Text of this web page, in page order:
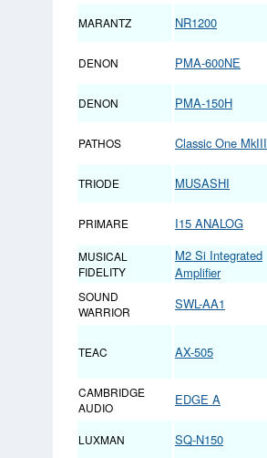
MARANTZ
NR1200
DENON PMA-600NE
DENON PMA-150H
PATHOS Classic One MkIII
TRIODE MUSASHI
PRIMARE I15 ANALOG
MUSICAL
FIDELITY
M2 Si Integrated
Amplifier
SOUND
WARRIOR
SWL-AA1
TEAC AX-505
CAMBRIDGE
AUDIO
EDGE A
LUXMAN SQ-N150